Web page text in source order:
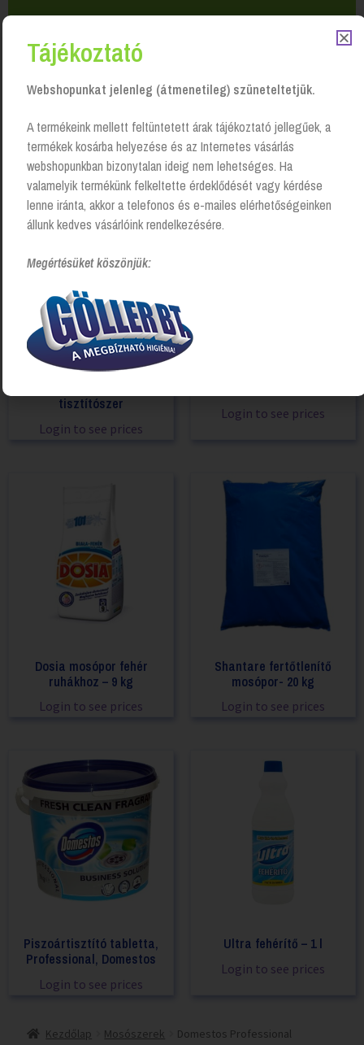
Kapcsolódó Termékek
Domestos 24H PLUS
tisztítószer
Login to see prices
Login to see prices
Dosia mosópor fehér
ruhákhoz – 9 kg
Login to see prices
Shantare fertőtlenítő
mosópor- 20 kg
Login to see prices
Piszoártisztító tabletta,
Professional, Domestos
Login to see prices
Ultra fehérítő – 1 l
Login to see prices
Kezdőlap Mosószerek
Domestos Professional
Tájékoztató
Webshopunkat jelenleg (átmenetileg) szüneteltetjük.
A termékeink mellett feltüntetett árak tájékoztató jellegűek, a
termékek kosárba helyezése és az Internetes vásárlás
webshopunkban bizonytalan ideig nem lehetséges. Ha
valamelyik termékünk felkeltette érdeklődését vagy kérdése
lenne iránta, akkor a telefonos és e-mailes elérhetőségeinken
állunk kedves vásárlóink rendelkezésére.
Megértésüket köszönjük: